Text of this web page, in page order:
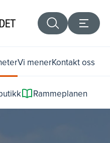
Vi menerKontakt oss
Rammeplanen